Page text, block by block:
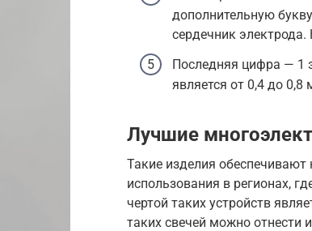
дополнительную
сердечник
Последняя цифра — 1
является от 0,4 до 0,8
Лучшие
Такие изделия
использования в регионах,
чертой таких устройств
таких свечей можно отнести